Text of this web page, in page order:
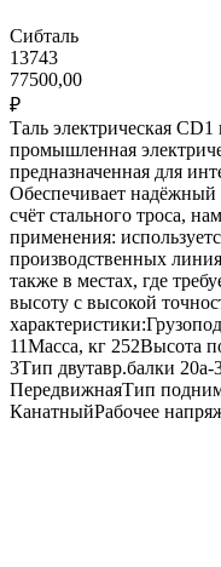
Сибталь
13743
77500,00
₽
Таль электрическая
промышленная
предназначенная для
Обеспечивает надёжный
счёт стального троса,
применения:
производственных
также в местах, где
высоту с высокой
11Масса, кг 252Высота
3Тип двутавр.балки
ПередвижнаяТип
КанатныйРабочее